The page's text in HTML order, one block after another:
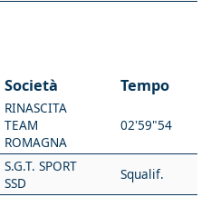
Società Tempo
RINASCITA
TEAM
ROMAGNA
02'59"54
S.G.T. SPORT
SSD
Squalif.